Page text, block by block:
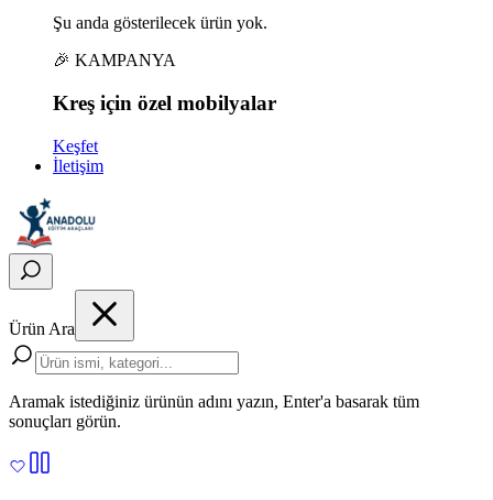
Şu anda gösterilecek ürün yok.
🎉 KAMPANYA
Kreş için özel mobilyalar
Keşfet
İletişim
Ürün Ara
Aramak istediğiniz ürünün adını yazın, Enter'a basarak tüm
sonuçları görün.